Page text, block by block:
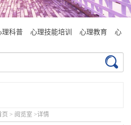
理科普 心理技能培训 心理教育
心
页 > 阅览室 >详情